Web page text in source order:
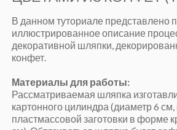
В данном туториале представлено
иллюстрированное описание
декоративной шляпки,
конфет.
Материалы для работы:
Рассматриваемая шляпка
картонного цилиндра (диаметр 6
пластмассовой заготовки в форме